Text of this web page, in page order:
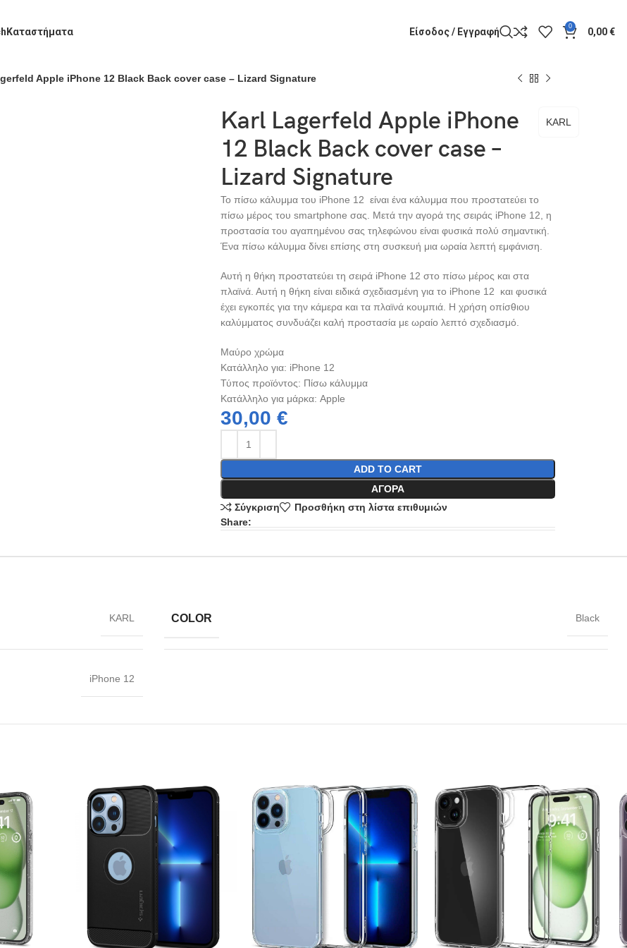
Καταστήματα Είσοδος / Εγγραφή 0 0,00€
Apple iPhone 12 Black Back cover case – Lizard Signature
Karl Lagerfeld Apple iPhone
12 Black Back cover case –
Lizard Signature
KARL
Το πίσω κάλυμμα του iPhone 12 είναι ένα κάλυμμα που προστατεύει το
πίσω μέρος του smartphone σας. Μετά την αγορά της σειράς iPhone 12, η ​​
προστασία του αγαπημένου σας τηλεφώνου είναι φυσικά πολύ σημαντική.
Ένα πίσω κάλυμμα δίνει επίσης στη συσκευή μια ωραία λεπτή εμφάνιση.
Αυτή η θήκη προστατεύει τη σειρά iPhone 12 στο πίσω μέρος και στα
πλαϊνά. Αυτή η θήκη είναι ειδικά σχεδιασμένη για το iPhone 12 και φυσικά
έχει εγκοπές για την κάμερα και τα πλαϊνά κουμπιά. Η χρήση οπίσθιου
καλύμματος συνδυάζει καλή προστασία με ωραίο λεπτό σχεδιασμό.
Μαύρο χρώμα
Κατάλληλο για: iPhone 12
Τύπος προϊόντος: Πίσω κάλυμμα
Κατάλληλο για μάρκα: Apple
30,00 €
ADD TO CART
ΑΓΟΡΆ
Σύγκριση
Προσθήκη στη λίστα επιθυμιών
Share:
KARL COLOR Black
iPhone 12